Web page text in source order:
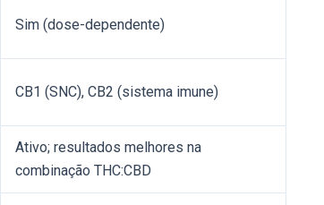
Sim (dose-dependente)
CB1 (SNC), CB2 (sistema imune)
Ativo; resultados melhores na
combinação THC:CBD